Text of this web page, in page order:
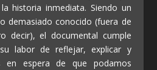
historia inmediata. Siendo un
demasiado conocido (fuera de
decir), el documental cumple
labor de reflejar, explicar y
en espera de que podamos